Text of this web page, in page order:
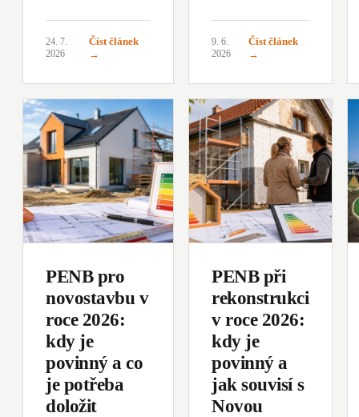
24. 7.
2026
Číst článek
→
9. 6.
2026
Číst článek
→
PENB pro
novostavbu v
roce 2026:
kdy je
povinný a co
je potřeba
doložit
PENB při
rekonstrukci
v roce 2026:
kdy je
povinný a
jak souvisí s
Novou